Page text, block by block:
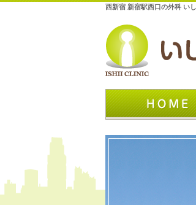
西新宿 新宿駅西口の外科 い